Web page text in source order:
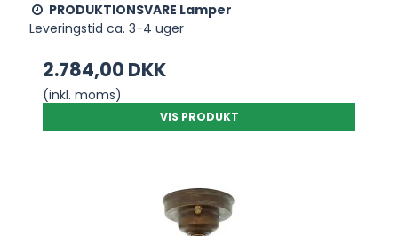
PRODUKTIONSVARE Lamper
Leveringstid ca. 3-4 uger
2.784,00 DKK
(inkl. moms)
VIS PRODUKT